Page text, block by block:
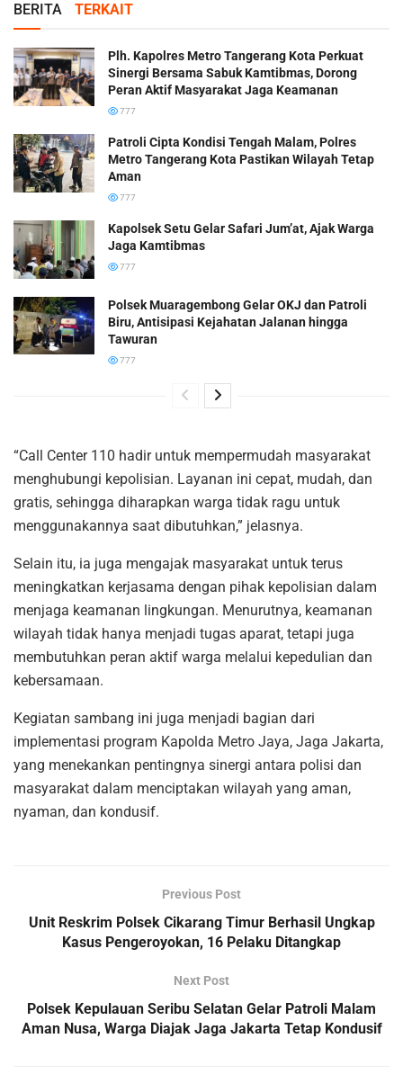
BERITA TERKAIT
Plh. Kapolres Metro Tangerang Kota Perkuat
Sinergi Bersama Sabuk Kamtibmas, Dorong
Peran Aktif Masyarakat Jaga Keamanan
777
Patroli Cipta Kondisi Tengah Malam, Polres
Metro Tangerang Kota Pastikan Wilayah Tetap
Aman
777
Kapolsek Setu Gelar Safari Jum’at, Ajak Warga
Jaga Kamtibmas
777
Polsek Muaragembong Gelar OKJ dan Patroli
Biru, Antisipasi Kejahatan Jalanan hingga
Tawuran
777
“Call Center 110 hadir untuk mempermudah masyarakat
menghubungi kepolisian. Layanan ini cepat, mudah, dan
gratis, sehingga diharapkan warga tidak ragu untuk
menggunakannya saat dibutuhkan,” jelasnya.
Selain itu, ia juga mengajak masyarakat untuk terus
meningkatkan kerjasama dengan pihak kepolisian dalam
menjaga keamanan lingkungan. Menurutnya, keamanan
wilayah tidak hanya menjadi tugas aparat, tetapi juga
membutuhkan peran aktif warga melalui kepedulian dan
kebersamaan.
Kegiatan sambang ini juga menjadi bagian dari
implementasi program Kapolda Metro Jaya, Jaga Jakarta,
yang menekankan pentingnya sinergi antara polisi dan
masyarakat dalam menciptakan wilayah yang aman,
nyaman, dan kondusif.
Previous Post
Unit Reskrim Polsek Cikarang Timur Berhasil Ungkap
Kasus Pengeroyokan, 16 Pelaku Ditangkap
Next Post
Polsek Kepulauan Seribu Selatan Gelar Patroli Malam
Aman Nusa, Warga Diajak Jaga Jakarta Tetap Kondusif